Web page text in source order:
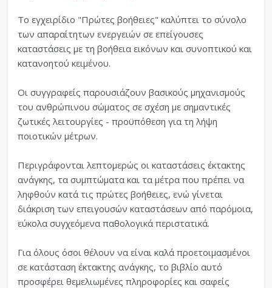
Το εγχειρίδιο "Πρώτες βοήθειες" καλύπτει το σύνολο
των απαραίτητων ενεργειών σε επείγουσες
καταστάσεις με τη βοήθεια εικόνων και συνοπτικού και
κατανοητού κειμένου.
Οι συγγραφείς παρουσιάζουν βασικούς μηχανισμούς
του ανθρώπινου σώματος σε σχέση με σημαντικές
ζωτικές λειτουργίες - προϋπόθεση για τη λήψη
ποιοτικών μέτρων.
Περιγράφονται λεπτομερώς οι καταστάσεις έκτακτης
ανάγκης, τα συμπτώματα και τα μέτρα που πρέπει να
ληφθούν κατά τις πρώτες βοήθειες, ενώ γίνεται
διάκριση των επειγουσών καταστάσεων από παρόμοια,
εύκολα συγχεόμενα παθολογικά περιστατικά.
Για όλους όσοι θέλουν να είναι καλά προετοιμασμένοι
σε κατάσταση έκτακτης ανάγκης, το βιβλίο αυτό
προσφέρει θεμελιωμένες πληροφορίες και σαφείς